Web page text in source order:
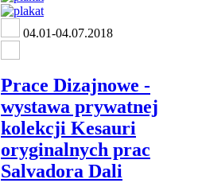
04.01-04.07.2018
Prace Dizajnowe -
wystawa prywatnej
kolekcji Kesauri
oryginalnych prac
Salvadora Dali